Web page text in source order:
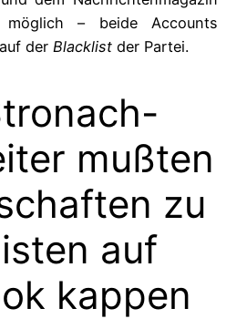
– beide Accounts
der Blacklist der Partei.
mußten
zu
auf
kappen